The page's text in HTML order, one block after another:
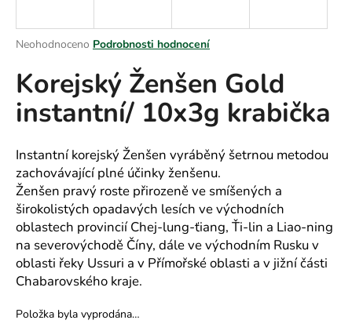
Průměrné
produktu
je
0,0
z
hvězdiček.
Neohodnoceno Podrobnosti hodnocení
Korejský Ženšen Gold
instantní/ 10x3g krabička
Instantní korejský Ženšen vyráběný šetrnou metodou
zachovávající plné účinky ženšenu.
Ženšen pravý roste přirozeně ve smíšených a
širokolistých opadavých lesích ve východních
oblastech provincií Chej-lung-ťiang, Ťi-lin a Liao-ning
na severovýchodě Číny, dále ve východním Rusku v
oblasti řeky Ussuri a v Přímořské oblasti a v jižní části
Chabarovského kraje.
Položka byla vyprodána…
j
t
?
HLEDAT
D
o
p
r